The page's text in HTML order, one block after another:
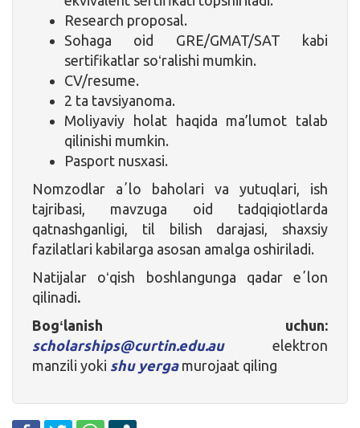
Research proposal.
Sohaga oid GRE/GMAT/SAT kabi
sertifikatlar soʻralishi mumkin.
CV/resume.
2 ta tavsiyanoma.
Moliyaviy holat haqida ma’lumot talab
qilinishi mumkin.
Pasport nusxasi.
Nomzodlar aʼlo baholari va yutuqlari, ish
tajribasi, mavzuga oid tadqiqiotlarda
qatnashganligi, til bilish darajasi, shaxsiy
fazilatlari kabilarga asosan amalga oshiriladi.
Natijalar oʻqish boshlangunga qadar eʼlon
qilinadi.
Bogʻlanish uchun:
scholarships@curtin.edu.auelektron
manzili yoki shu yergamurojaat qiling